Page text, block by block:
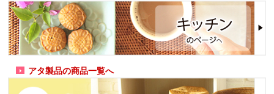
アタ製品の商品一覧へ